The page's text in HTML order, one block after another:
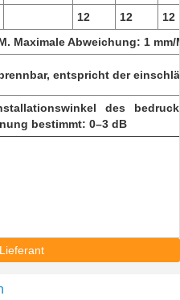
12 12
12
Maximale Abweichung: 1 mm/
entspricht der
des
bestimmt: 0–3 dB